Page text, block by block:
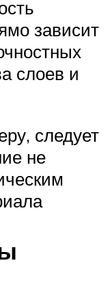
зависит
слоев и
следует
не